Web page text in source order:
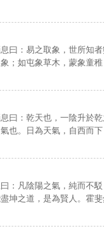
曰：易之取象，世所知
；如屯象草木，蒙象童
曰：乾天也，一陰升於
也。日為天氣，自西而
：凡陰陽之氣，純而不
坤之道，是為賢人。霍